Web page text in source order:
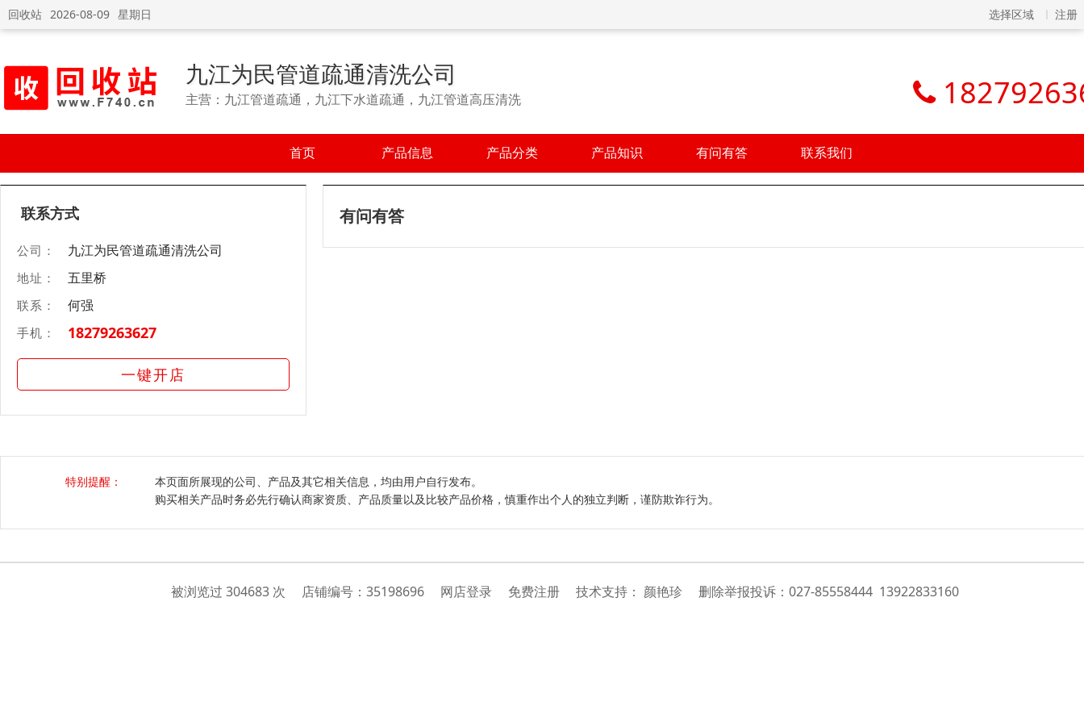
回收站 2026-08-09 星期日 选择区域 注册
九江为民管道疏通清洗公司
主营：九江管道疏通，九江下水道疏通，九江管道高压清洗
首页 产品信息 产品分类 产品知识 有问有答 联系我们
联系方式
公司： 九江为民管道疏通清洗公司
地址： 五里桥
联系： 何强
手机： 18279263627
一键开店
有问有答
特别提醒：
本页面所展现的公司、产品及其它相关信息，均由用户自行发布。
购买相关产品时务必先行确认商家资质、产品质量以及比较产品价格，慎重作出个人的独立判断，谨防欺诈行为。
被浏览过 304683 次 店铺编号： 35198696 网店登录 免费注册 技术支持： 颜艳珍 删除举报投诉：027-85558444 13922833160